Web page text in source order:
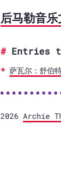
后马勒音
Entries
萨瓦尔：舒伯
2026 Archie